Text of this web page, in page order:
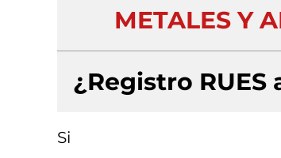
METALES Y
¿Registro RUES
Si